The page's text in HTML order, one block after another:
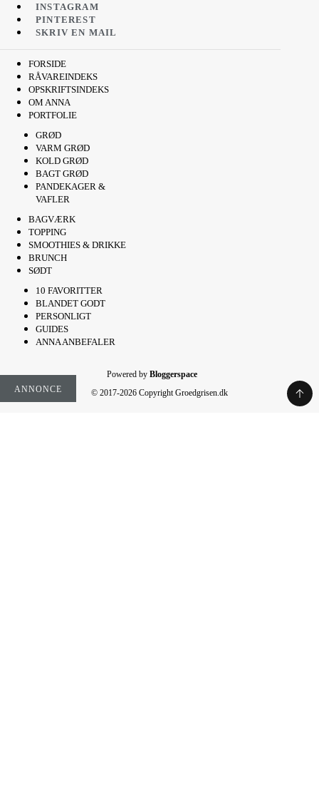
ANNONCE
INSTAGRAM
PINTEREST
SKRIV EN MAIL
FORSIDE
RÅVAREINDEKS
OPSKRIFTSINDEKS
OM ANNA
PORTFOLIE
GRØD
VARM GRØD
KOLD GRØD
BAGT GRØD
PANDEKAGER &
VAFLER
BAGVÆRK
TOPPING
SMOOTHIES & DRIKKE
BRUNCH
SØDT
10 FAVORITTER
BLANDET GODT
PERSONLIGT
GUIDES
ANNA ANBEFALER
Powered by Bloggerspace
© 2017-2026 Copyright Groedgrisen.dk